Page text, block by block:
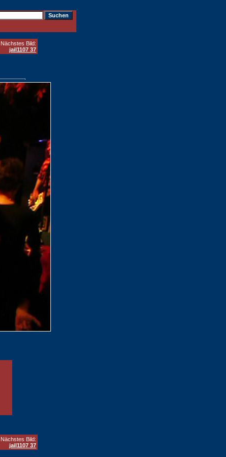
Nächstes Bild:
jail1107 37
Nächstes Bild:
jail1107 37